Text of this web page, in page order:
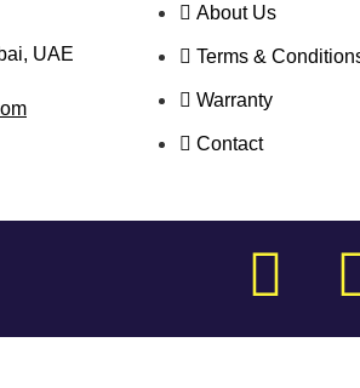
UAE
About Us
Terms &
Warranty
Contact